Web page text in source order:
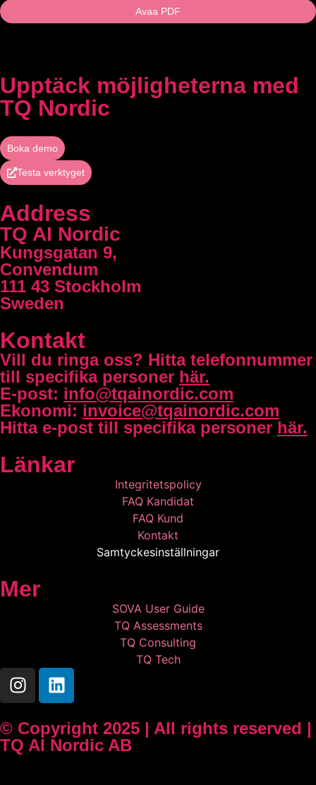
Avaa PDF
Upptäck möjligheterna med
TQ Nordic
Boka demo
Testa verktyget
Address
TQ AI Nordic
Kungsgatan 9,
Convendum
111 43 Stockholm
Sweden
Kontakt
Vill du ringa oss? Hitta telefonnummer
till specifika personer här.
E-post: info@tqainordic.com
Ekonomi: invoice@tqainordic.com
Hitta e-post till specifika personer här.
Länkar
Integritetspolicy
FAQ Kandidat
FAQ Kund
Kontakt
Samtyckesinställningar
Mer
SOVA User Guide
TQ Assessments
TQ Consulting
TQ Tech
© Copyright 2025 | All rights reserved |
TQ AI Nordic AB